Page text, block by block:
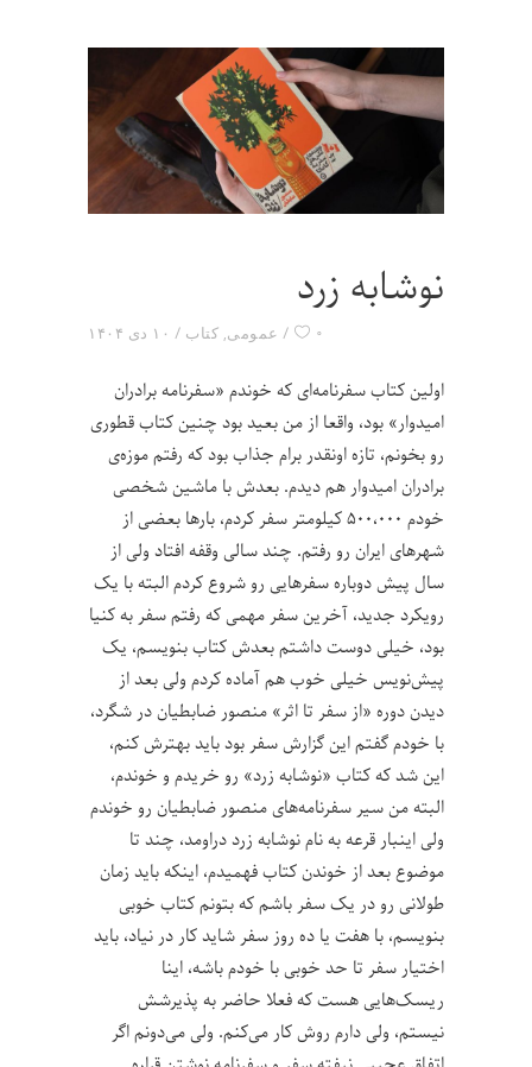
نوشابه زرد
۱۰ دی ۱۴۰۴ عمومی, کتاب ۰
اولین کتاب سفرنامه‌ای که خوندم «سفرنامه‌ برادران
امیدوار» بود، واقعا از من بعید بود چنین کتاب قطوری
رو بخونم، تازه اونقدر برام جذاب بود که رفتم موزه‌ی
برادران امیدوار هم دیدم. بعدش با ماشین شخصی
خودم ۵۰۰،۰۰۰ کیلومتر سفر کردم، بارها بعضی از
شهرهای ایران رو رفتم. چند سالی وقفه افتاد ولی از
سال پیش دوباره سفرهایی رو شروع کردم البته با یک
رویکرد جدید، آخرین سفر مهمی که رفتم سفر به کنیا
بود، خیلی دوست داشتم بعدش کتاب بنویسم، یک
پیش‌نویس خیلی خوب هم آماده کردم ولی بعد از
دیدن دوره «از سفر تا اثر» منصور ضابطیان در شگرد،
با خودم گفتم این گزارش سفر بود باید بهترش کنم،
این شد که کتاب «نوشابه‌ زرد» رو خریدم و خوندم،
البته من سیر سفرنامه‌های منصور ضابطیان رو خوندم
ولی اینبار قرعه به نام نوشابه زرد دراومد، چند تا
موضوع بعد از خوندن کتاب فهمیدم، اینکه باید زمان
طولانی رو در یک سفر باشم که بتونم کتاب خوبی
بنویسم، با هفت یا ده روز سفر شاید کار در نیاد، باید
اختیار سفر تا حد خوبی با خودم باشه، اینا
ریسک‌هایی هست که فعلا حاضر به پذیرشش
نیستم، ولی دارم روش کار می‌کنم. ولی می‌دونم اگر